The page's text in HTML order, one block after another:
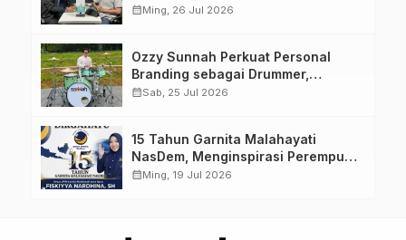
Berhenti Menunda dan Mulai
calendar_monthMing, 26 Jul 2026
Ozzy Sunnah Perkuat Personal
Branding sebagai Drummer,
Produser, dan Sutradara Melalui
calendar_monthSab, 25 Jul 2026
15 Tahun Garnita Malahayati
NasDem, Menginspirasi Perempuan
Memimpin Perubahan Bangsa
calendar_monthMing, 19 Jul 2026